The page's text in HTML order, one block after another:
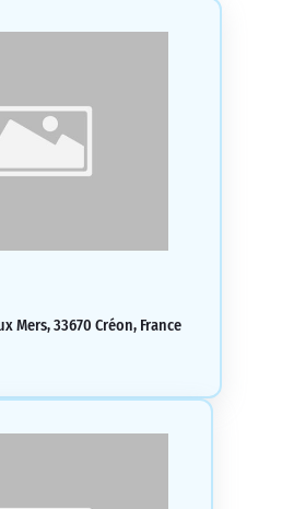
Mers, 33670 Créon, France